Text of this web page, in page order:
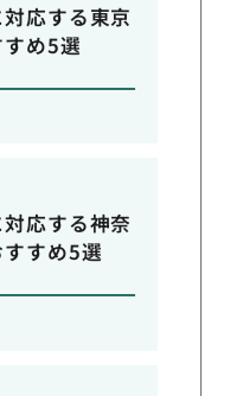
応する東京
め5選
応する神奈
すめ5選